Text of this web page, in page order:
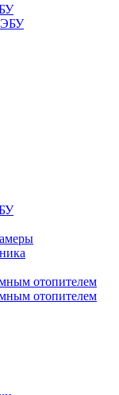
ЭБУ
отопителем
отопителем